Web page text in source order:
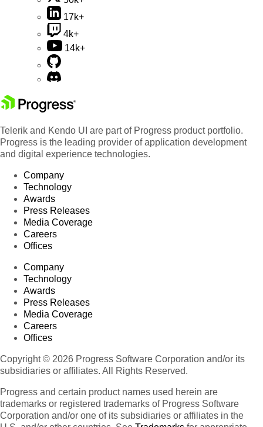
17k+
4k+
14k+
Telerik and Kendo UI are part of Progress product portfolio.
Progress is the leading provider of application development
and digital experience technologies.
Company
Technology
Awards
Press Releases
Media Coverage
Careers
Offices
Company
Technology
Awards
Press Releases
Media Coverage
Careers
Offices
Copyright © 2026 Progress Software Corporation and/or its
subsidiaries or affiliates. All Rights Reserved.
Progress and certain product names used herein are
trademarks or registered trademarks of Progress Software
Corporation and/or one of its subsidiaries or affiliates in the